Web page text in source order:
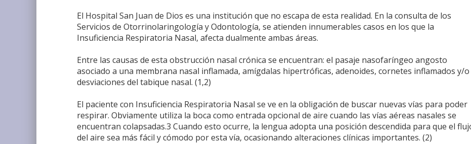
El Hospital San Juan de Dios es una institución que no escapa de esta realidad. En la consulta de los
Servicios de Otorrinolaringología y Odontología, se atienden innumerables casos en los que la
Insuficiencia Respiratoria Nasal, afecta dualmente ambas áreas.
Entre las causas de esta obstrucción nasal crónica se encuentran: el pasaje nasofaríngeo angosto
asociado a una membrana nasal inflamada, amígdalas hipertróficas, adenoides, cornetes inflamados y/o
desviaciones del tabique nasal. (1,2)
El paciente con Insuficiencia Respiratoria Nasal se ve en la obligación de buscar nuevas vías para poder
respirar. Obviamente utiliza la boca como entrada opcional de aire cuando las vías aéreas nasales se
encuentran colapsadas.3 Cuando esto ocurre, la lengua adopta una posición descendida para que el
del aire sea más fácil y cómodo por esta vía, ocasionando alteraciones clínicas importantes. (2)